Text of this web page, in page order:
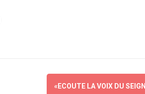
«ECOUTE LA VOIX DU